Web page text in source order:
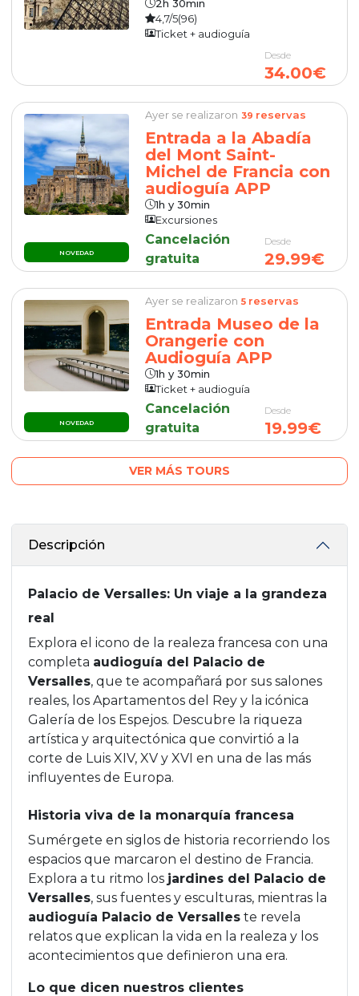
2h 30min
4,7/5(96)
Ticket + audioguía
Desde
34.00€
NOVEDAD
Ayer se realizaron 39 reservas
Entrada a la Abadía
del Mont Saint-
Michel de Francia con
audioguía APP
1h y 30min
Excursiones
Cancelación
gratuita
Desde
29.99€
NOVEDAD
Ayer se realizaron 5 reservas
Entrada Museo de la
Orangerie con
Audioguía APP
1h y 30min
Ticket + audioguía
Cancelación
gratuita
Desde
19.99€
VER MÁS TOURS
Descripción
Palacio de Versalles: Un viaje a la grandeza
real
Explora el icono de la realeza francesa con una
completa audioguía del Palacio de
Versalles, que te acompañará por sus salones
reales, los Apartamentos del Rey y la icónica
Galería de los Espejos. Descubre la riqueza
artística y arquitectónica que convirtió a la
corte de Luis XIV, XV y XVI en una de las más
influyentes de Europa.
Historia viva de la monarquía francesa
Sumérgete en siglos de historia recorriendo los
espacios que marcaron el destino de Francia.
Explora a tu ritmo los jardines del Palacio de
Versalles, sus fuentes y esculturas, mientras la
audioguía Palacio de Versalles te revela
relatos que explican la vida en la realeza y los
acontecimientos que definieron una era.
Lo que dicen nuestros clientes